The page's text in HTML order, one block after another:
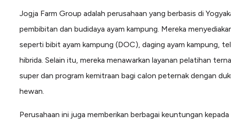
Jogja Farm Group adalah perusahaan yang berbasis di
pembibitan dan budidaya ayam kampung. Mereka
seperti bibit ayam kampung (DOC), daging ayam kampung,
hibrida. Selain itu, mereka menawarkan layanan pelatihan
super dan program kemitraan bagi calon peternak dengan
hewan.
Perusahaan ini juga memberikan berbagai keuntungan